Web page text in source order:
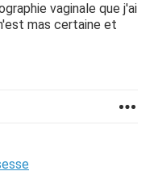
vaginale que j'ai
mas certaine et